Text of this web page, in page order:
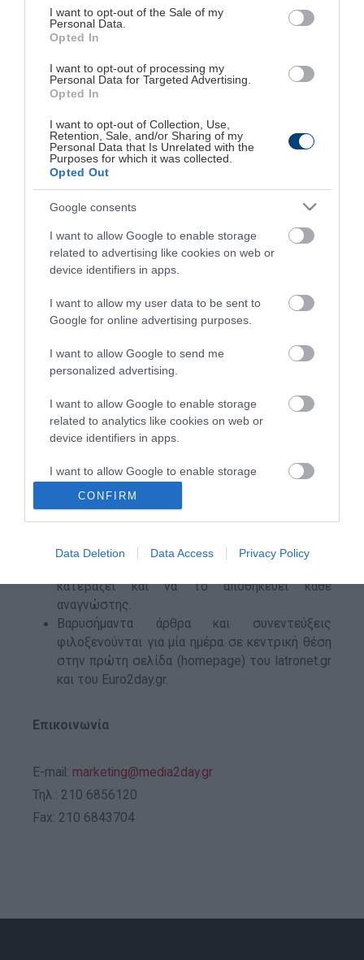
consent section.
I want to opt-out of the Sale of my
Personal Data.
Opted In
I want to opt-out of processing my
Personal Data for Targeted Advertising.
Opted In
I want to opt-out of Collection, Use,
Retention, Sale, and/or Sharing of my
Personal Data that Is Unrelated with the
Purposes for which it was collected.
Opted Out
Google consents
I want to allow Google to enable storage
related to advertising like cookies on web or
device identifiers in apps.
I want to allow my user data to be sent to
Google for online advertising purposes.
I want to allow Google to send me
personalized advertising.
I want to allow Google to enable storage
related to analytics like cookies on web or
device identifiers in apps.
I want to allow Google to enable storage
I want to allow Google to enable storage
related to security, including authentication
functionality and fraud prevention, and other
user protection.
CONFIRM
Data Deletion Data Access Privacy Policy
παράγοντες και επιχειρηματικά στελέχη του
χώρου, τα ζητήματα αιχμής που αφορούν τον κλάδο
Στατιστικά
Το «Health & Care»:
Στην έντυπη έκδοσή του κυκλοφορεί ως
ένθετο στην εφημερίδα «Μέτοχος &
Επενδύσεις», σε ελάχιστο τιράζ 1.500
αντιτύπων, για διανομή στα περίπτερα και
στους συνδρομητές της εφημερίδας.
3.000 επιλεγμένους παραλήπτες, απ᾽ όλο το
φάσμα της πολιτικής, οικονομικής και
κοινωνικής ζωής, τόσο στην Ελλάδα όσο και
στο εξωτερικό.
Φιλοξενείται σε προβεβλημένη θέση (home
page) για έναν μήνα στο Iatronet.gr και στο
Euro2day.gr.
Αποστέλλεται σε μορφή flipbook στους
συνδρομητές του Iatronet.gr και στα
προσωπικά e-mails 2.000 σημαινόντων
στελεχών της πολιτικής και οικονομικής
Αναρτάται σε μορφή .pdf στο Iatronet.gr και
κατεβάζει και να το αποθηκεύει κάθε
αναγνώστης.
Βαρυσήμαντα άρθρα και συνεντεύξεις
φιλοξενούνται για μία ημέρα σε κεντρική θέση
στην πρώτη σελίδα (homepage) του Iatronet.gr
και του Euro2day.gr.
Επικοινωνία
E-mail: marketing@media2day.gr
Τηλ.: 210 6856120
Fax: 210 6843704